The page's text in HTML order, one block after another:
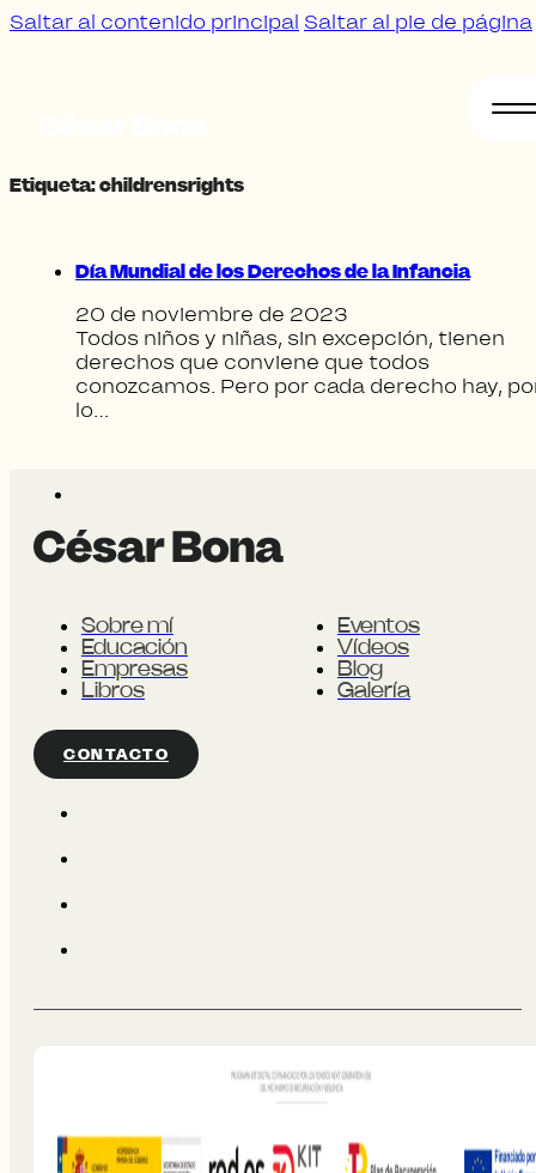
Saltar al contenido principal Saltar al pie de página
Etiqueta:childrensrights
Día Mundial de los Derechos de la Infancia
20 de noviembre de 2023
Todos niños y niñas, sin excepción, tienen
derechos que conviene que todos
conozcamos. Pero por cada derecho hay,
lo…
Sobre mí
Educación
Empresas
Libros
Eventos
Vídeos
Blog
Galería
CONTACTO